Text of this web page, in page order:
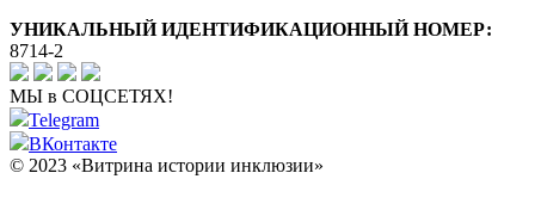
УНИКАЛЬНЫЙ ИДЕНТИФИКАЦИОННЫЙ НОМЕР:
8714-2
МЫ в СОЦСЕТЯХ!
Telegram
ВКонтакте
© 2023 «Витрина истории инклюзии»